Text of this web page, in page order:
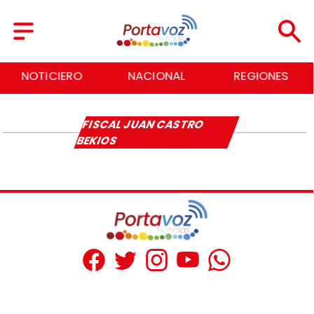
NOTICIERO NACIONAL REGIONES
FISCAL JUAN CASTRO
BEKIOS